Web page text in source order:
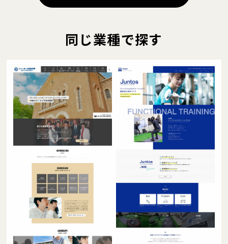
同じ業種で探す